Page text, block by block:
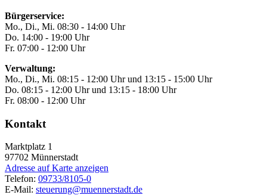
Bürgerservice:
Mo., Di., Mi. 08:30 - 14:00 Uhr
Do. 14:00 - 19:00 Uhr
Fr. 07:00 - 12:00 Uhr
Verwaltung:
Mo., Di., Mi. 08:15 - 12:00 Uhr und 13:15 - 15:00 Uhr
Do. 08:15 - 12:00 Uhr und 13:15 - 18:00 Uhr
Fr. 08:00 - 12:00 Uhr
Kontakt
Marktplatz 1
97702 Münnerstadt
Adresse auf Karte anzeigen
Telefon: 09733/8105-0
E-Mail: steuerung@muennerstadt.de